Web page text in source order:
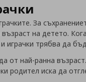
За
на детето.
играчки трябва да
от най-ранна
родител иска да